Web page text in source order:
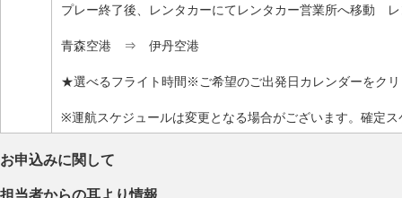
プレー終了後、レンタカーにてレンタカー営業所へ移動
青森空港 ⇒ 伊丹空港
★選べるフライト時間※ご希望のご出発日カレンダーをク
※運航スケジュールは変更となる場合がございます。確定
お申込みに関して
担当者からの耳より情報